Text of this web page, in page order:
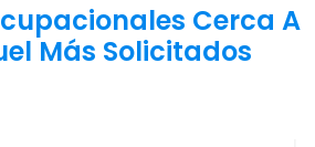
Cerca A
Más Solicitados